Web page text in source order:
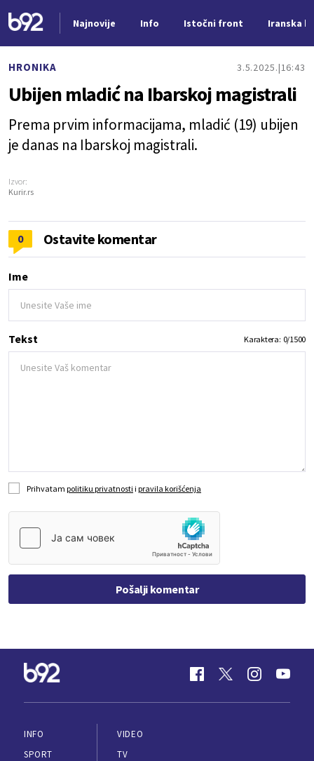
Najnovije Info Istočni front Iranska
HRONIKA 3.5.2025. 16:43
Ubijen mladić na Ibarskoj magistrali
Prema prvim informacijama, mladić (19) ubijen
je danas na Ibarskoj magistrali.
Izvor:
Kurir.rs
0 Ostavite komentar
Ime
Tekst Karaktera: 0/1500
Prihvatam politiku privatnosti i pravila korišćenja
Pošalji komentar
INFO
SPORT
VIDEO
TV